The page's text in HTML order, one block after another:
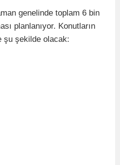
genelinde toplam 6 bin
planlanıyor. Konutların
şu şekilde olacak: